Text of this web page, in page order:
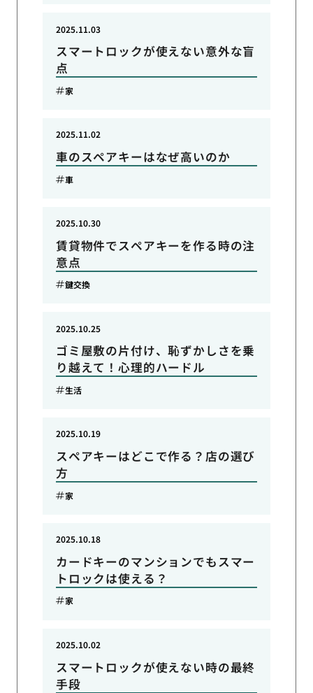
スマートロックが使えない意外な盲
点
2025.11.03
家
車のスペアキーはなぜ高いのか
2025.11.02
車
賃貸物件でスペアキーを作る時の注
意点
2025.10.30
鍵交換
ゴミ屋敷の片付け、恥ずかしさを乗
り越えて！心理的ハードル
2025.10.25
生活
スペアキーはどこで作る？店の選び
方
2025.10.19
家
カードキーのマンションでもスマー
トロックは使える？
2025.10.18
家
スマートロックが使えない時の最終
手段
2025.10.02